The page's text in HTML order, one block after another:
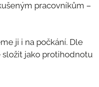
pracovníkům –
ji i na počkání. Dle
složit jako protihodnotu